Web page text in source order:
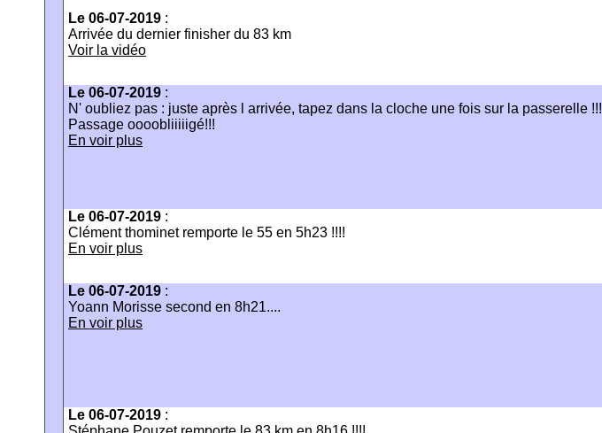
Le 06-07-2019 :
Arrivée du dernier finisher du 83 km
Voir la vidéo
Le 06-07-2019 :
N' oubliez pas : juste après l arrivée, tapez dans la cloche une fois sur la passerelle !!!
Passage oooobliiiiigé!!!
En voir plus
Le 06-07-2019 :
Clément thominet remporte le 55 en 5h23 !!!!
En voir plus
Le 06-07-2019 :
Yoann Morisse second en 8h21....
En voir plus
Le 06-07-2019 :